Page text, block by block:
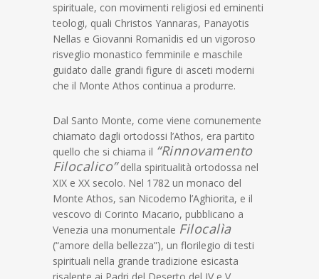
spirituale, con movimenti religiosi ed eminenti
teologi, quali Christos Yannaras, Panayotis
Nellas e Giovanni Romanìdis ed un vigoroso
risveglio monastico femminile e maschile
guidato dalle grandi figure di asceti moderni
che il Monte Athos continua a produrre.
Dal Santo Monte, come viene comunemente
chiamato dagli ortodossi l’Athos, era partito
quello che si chiama il “rinnovamento
Filocalico”della spiritualità ortodossa nel
XIX e XX secolo. Nel 1782 un monaco del
Monte Athos, san Nicodemo l’Aghiorita, e il
vescovo di Corinto Macario, pubblicano a
Venezia una monumentale Filocalìa
(“amore della bellezza”), un florilegio di testi
spirituali nella grande tradizione esicasta